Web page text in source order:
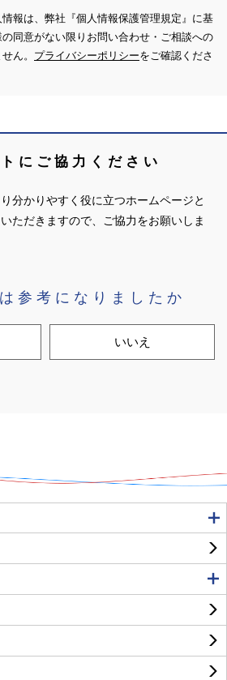
報は、弊社『個人情報保護管理規定』に基
同意がない限り お問い合わせ・ご相談への
ん。 プライバシーポリシーをご確認くださ
にご協力ください
分かりやすく役に立つホームページと
ただきますので、ご協力をお願いしま
参考になりましたか
いいえ